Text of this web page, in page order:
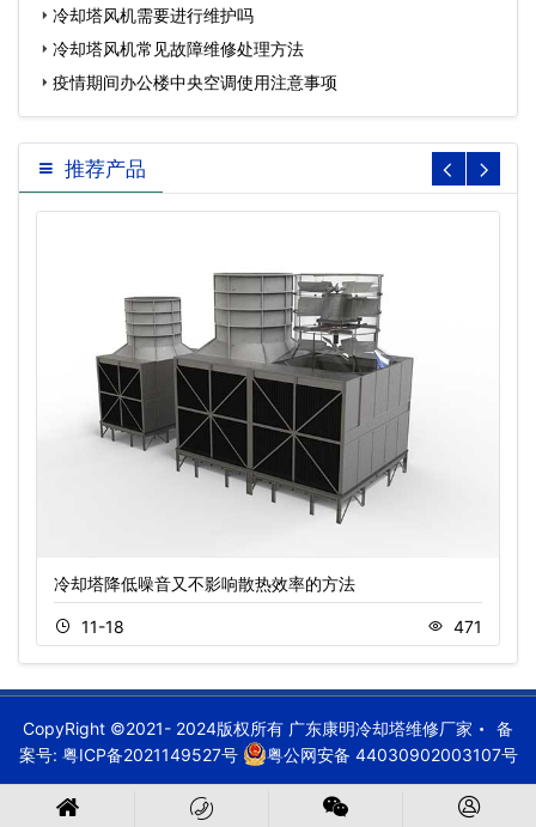
冷却塔风机需要进行维护吗
冷却塔风机常见故障维修处理方法
疫情期间办公楼中央空调使用注意事项
推荐产品
冷却塔降低噪音又不影响散热效率的方法
11-18 471
CopyRight ©2021- 2024版权所有 广东康明冷却塔维修厂家
备
案号: 粤ICP备2021149527号 粤公网安备 44030902003107号